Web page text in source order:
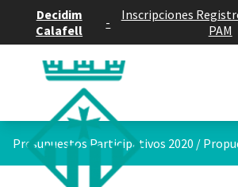
Decidim
Calafell
-
Inscripciones
PAM
Presupuestos Participativos 2020 /